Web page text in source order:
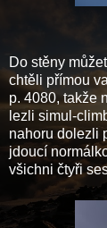
Do stěny
chtěli přímou
p. 4080, takže
lezli simul-
nahoru dolezli
jdoucí
všichni čtyři